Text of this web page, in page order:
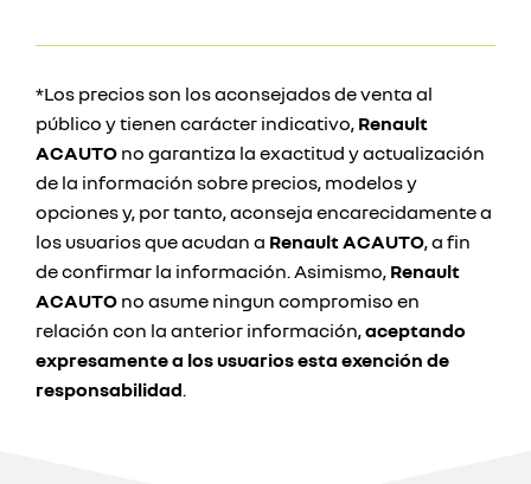
*Los precios son los aconsejados de venta al
público y tienen carácter indicativo, Renault
ACAUTO no garantiza la exactitud y actualización
de la información sobre precios, modelos y
opciones y, por tanto, aconseja encarecidamente a
los usuarios que acudan a Renault ACAUTO, a fin
de confirmar la información. Asimismo, Renault
ACAUTO no asume ningun compromiso en
relación con la anterior información,aceptando
expresamente a los usuarios esta exención de
responsabilidad.